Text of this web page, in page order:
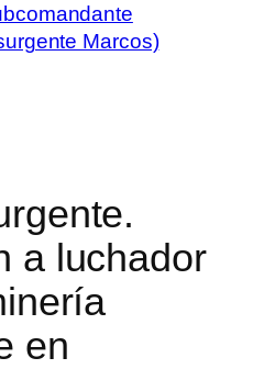
Marcos)
a luchador
en